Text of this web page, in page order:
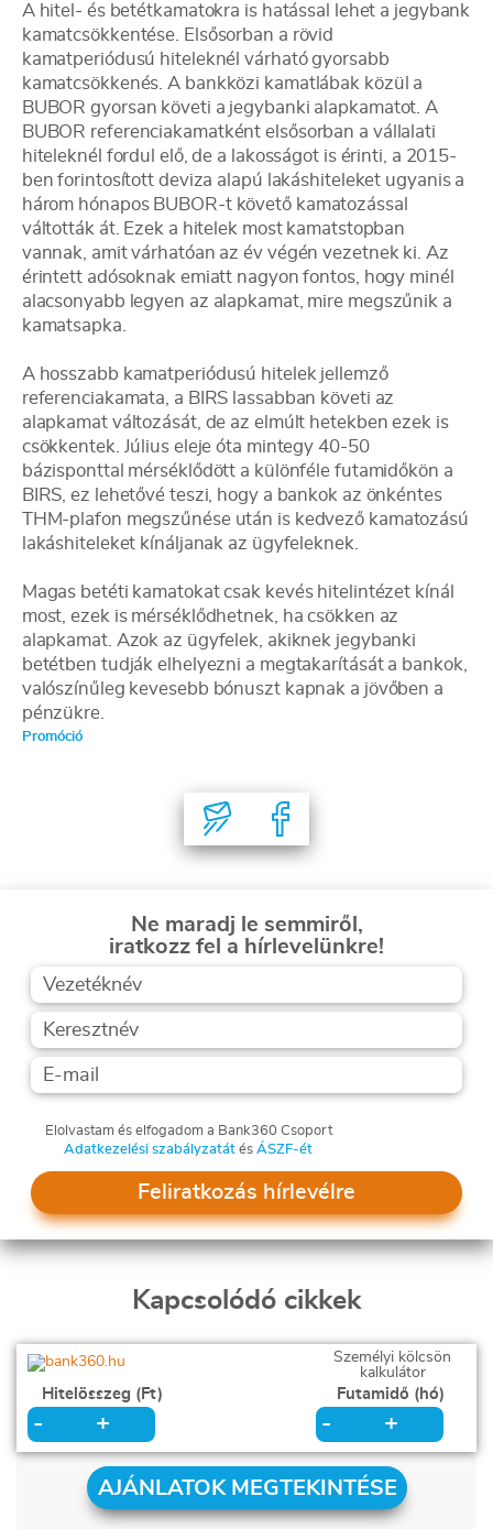
A hitel- és betétkamatokra is hatással lehet a jegybank
kamatcsökkentése. Elsősorban a rövid
kamatperiódusú hiteleknél várható gyorsabb
kamatcsökkenés. A bankközi kamatlábak közül a
BUBOR gyorsan követi a jegybanki alapkamatot. A
BUBOR referenciakamatként elsősorban a vállalati
hiteleknél fordul elő, de a lakosságot is érinti, a 2015-
ben forintosított deviza alapú lakáshiteleket ugyanis a
három hónapos BUBOR-t követő kamatozással
váltották át. Ezek a hitelek most kamatstopban
vannak, amit várhatóan az év végén vezetnek ki. Az
érintett adósoknak emiatt nagyon fontos, hogy minél
alacsonyabb legyen az alapkamat, mire megszűnik a
kamatsapka.
A hosszabb kamatperiódusú hitelek jellemző
referenciakamata, a BIRS lassabban követi az
alapkamat változását, de az elmúlt hetekben ezek is
csökkentek. Július eleje óta mintegy 40-50
bázisponttal mérséklődött a különféle futamidőkön a
BIRS, ez lehetővé teszi, hogy a bankok az önkéntes
THM-plafon megszűnése után is kedvező kamatozású
lakáshiteleket kínáljanak az ügyfeleknek.
Magas betéti kamatokat csak kevés hitelintézet kínál
most, ezek is mérséklődhetnek, ha csökken az
alapkamat. Azok az ügyfelek, akiknek jegybanki
betétben tudják elhelyezni a megtakarítását a bankok,
valószínűleg kevesebb bónuszt kapnak a jövőben a
pénzükre.
Promóció
Ne maradj le semmiről,
iratkozz fel a hírlevelünkre!
Elolvastam és elfogadom a Bank360 Csoport
Adatkezelési szabályzatátés ÁSZF-ét
Feliratkozás hírlevélre
Kapcsolódó cikkek
Személyi kölcsön
kalkulátor
Hitelösszeg (Ft)
- +
Futamidő (hó)
- +
AJÁNLATOK MEGTEKINTÉSE